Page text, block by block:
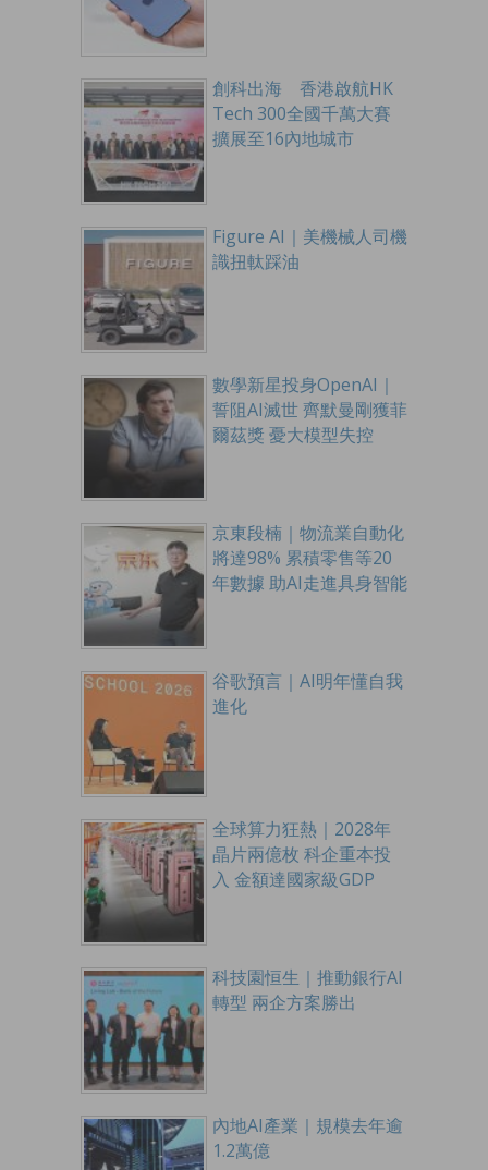
創科出海 香港啟航HK
Tech 300全國千萬大賽
擴展至16內地城市
Figure AI｜美機械人司機
識扭軚踩油
數學新星投身OpenAI｜
誓阻AI滅世 齊默曼剛獲菲
爾茲獎 憂大模型失控
京東段楠｜物流業自動化
將達98% 累積零售等20
年數據 助AI走進具身智能
谷歌預言｜AI明年懂自我
進化
全球算力狂熱｜2028年
晶片兩億枚 科企重本投
入 金額達國家級GDP
科技園恒生｜推動銀行AI
轉型 兩企方案勝出
內地AI產業｜規模去年逾
1.2萬億